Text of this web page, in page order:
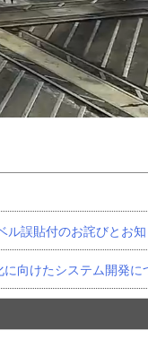
ル誤貼付のお詫びとお
向けたシステム開発に